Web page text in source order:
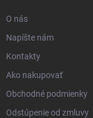
O nás
Napíšte nám
Kontakty
Ako nakupovať
Obchodné podmienky
Odstúpenie od zmluvy